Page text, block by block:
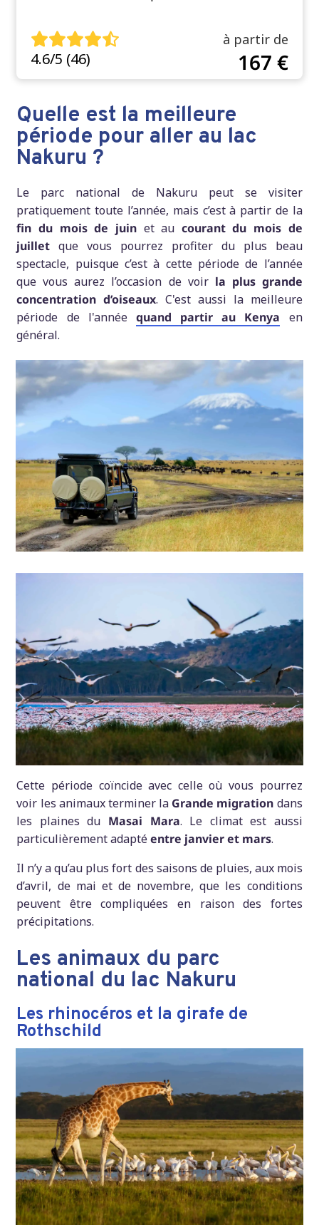
4.6/5 (46)
à partir de
167 €
Quelle est la meilleure
période pour aller au lac
Nakuru ?
Le parc national de Nakuru peut se visiter
pratiquement toute l’année, mais c’est à partir de la
fin du mois de juinet au courant du mois de
juillet que vous pourrez profiter du plus beau
spectacle, puisque c’est à cette période de l’année
que vous aurez l’occasion de voir la plus grande
concentration d’oiseaux. C'est aussi la meilleure
période de l'année quand partir au Kenya en
général.
Cette période coïncide avec celle où vous pourrez
voir les animaux terminer la Grande migration dans
les plaines du Masai Mara. Le climat est aussi
particulièrement adaptéentre janvier et mars.
Il n’y a qu’au plus fort des saisons de pluies, aux mois
d’avril, de mai et de novembre, que les conditions
peuvent être compliquées en raison des fortes
précipitations.
Les animaux du parc
national du lac Nakuru
Les rhinocéros et la girafe de
Rothschild